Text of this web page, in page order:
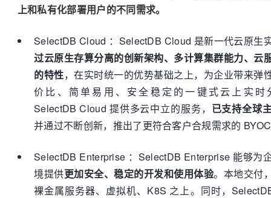
上和私有化部署用户的不同需求。
SelectDB Cloud ：SelectDB Cloud 是新一代云原生
过云原生存算分离的创新架构、多计算集群能力、云
的特性，在实时统一的优势基础之上，为企业带来弹
价比、简单易用、安全稳定的一键式云上实时
SelectDB Cloud 提供多云中立的服务， 已支持全球
并通过不断创新，推出了更符合客户合规需求的
SelectDB Enterprise ：SelectDB Enterprise 能够为
境提供更加安全、稳定的开发和使用体验。本地交付
裸金属服务器、虚拟机、K8S 之上。同时，